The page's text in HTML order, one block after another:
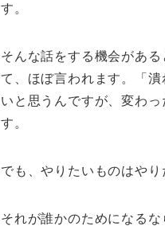
す。
そんな話をする機会があ
て、ほぼ言われます。「
いと思うんですが、変わ
す。
でも、やりたいものはやり
それが誰かのためになるな